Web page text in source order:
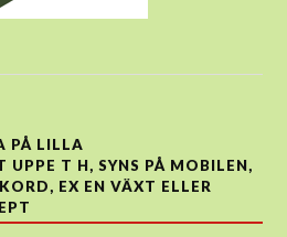
PÅ LILLA
UPPE T H, SYNS PÅ MOBILEN,
EX EN VÄXT ELLER